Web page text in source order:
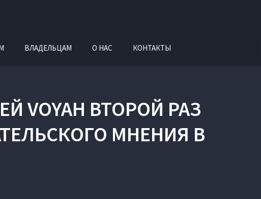
ВЛАДЕЛЬЦАМ О НАС КОНТАКТЫ
ВТОРОЙ РАЗ
МНЕНИЯ В